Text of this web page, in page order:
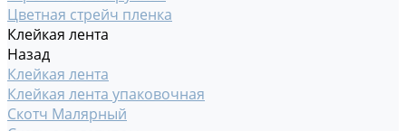
Цветная стрейч пленка
Клейкая лента
Назад
Клейкая лента
Клейкая лента упаковочная
Скотч Малярный